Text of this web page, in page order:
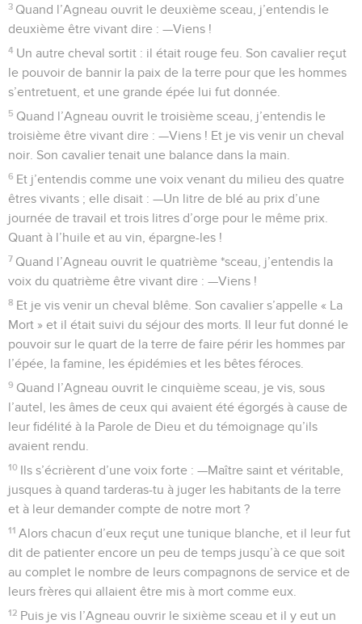
3 Quand l’Agneau ouvrit le deuxième sceau, j’entendis le
deuxième être vivant dire : —Viens !
4 Un autre cheval sortit : il était rouge feu. Son cavalier reçut
le pouvoir de bannir la paix de la terre pour que les hommes
s’entretuent, et une grande épée lui fut donnée.
5 Quand l’Agneau ouvrit le troisième sceau, j’entendis le
troisième être vivant dire : —Viens ! Et je vis venir un cheval
noir. Son cavalier tenait une balance dans la main.
6 Et j’entendis comme une voix venant du milieu des quatre
êtres vivants ; elle disait : —Un litre de blé au prix d’une
journée de travail et trois litres d’orge pour le même prix.
Quant à l’huile et au vin, épargne-les !
7 Quand l’Agneau ouvrit le quatrième *sceau, j’entendis la
voix du quatrième être vivant dire : —Viens !
8 Et je vis venir un cheval blême. Son cavalier s’appelle « La
Mort » et il était suivi du séjour des morts. Il leur fut donné le
pouvoir sur le quart de la terre de faire périr les hommes par
l’épée, la famine, les épidémies et les bêtes féroces.
9 Quand l’Agneau ouvrit le cinquième sceau, je vis, sous
l’autel, les âmes de ceux qui avaient été égorgés à cause de
leur fidélité à la Parole de Dieu et du témoignage qu’ils
avaient rendu.
10 Ils s’écrièrent d’une voix forte : —Maître saint et véritable,
jusques à quand tarderas-tu à juger les habitants de la terre
et à leur demander compte de notre mort ?
11 Alors chacun d’eux reçut une tunique blanche, et il leur fut
dit de patienter encore un peu de temps jusqu’à ce que soit
au complet le nombre de leurs compagnons de service et de
leurs frères qui allaient être mis à mort comme eux.
12 Puis je vis l’Agneau ouvrir le sixième sceau et il y eut un